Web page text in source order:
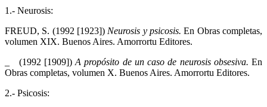
1.- Neurosis:
FREUD, S. (1992 [1923]) Neurosis y psicosis.En Obras completas,
volumen XIX. Buenos Aires. Amorrortu Editores.
_ (1992 [1909])A propósito de un caso de neurosis obsesiva.En
Obras completas, volumen X. Buenos Aires. Amorrortu Editores.
2.- Psicosis: